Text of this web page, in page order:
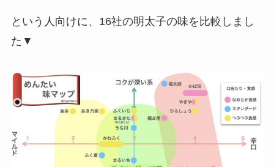
という人向けに、16社の明太子の味を比較しまし
た▼